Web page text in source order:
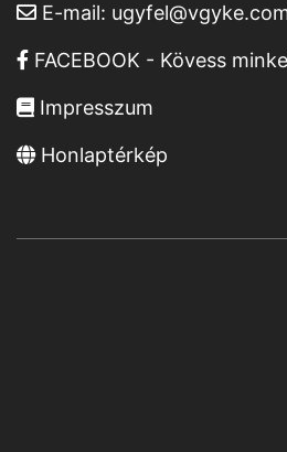
E-mail:
FACEBOOK - Kövess
Impresszum
Honlaptérkép